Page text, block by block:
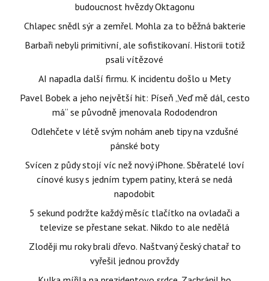
budoucnost hvězdy Oktagonu
Chlapec snědl sýr a zemřel. Mohla za to běžná bakterie
Barbaři nebyli primitivní, ale sofistikovaní. Historii totiž
psali vítězové
AI napadla další firmu. K incidentu došlo u Mety
Pavel Bobek a jeho největší hit: Píseň „Veď mě dál, cesto
má“ se původně jmenovala Rododendron
Odlehčete v létě svým nohám aneb tipy na vzdušné
pánské boty
Svícen z půdy stojí víc než nový iPhone. Sběratelé loví
cínové kusy s jedním typem patiny, která se nedá
napodobit
5 sekund podržte každý měsíc tlačítko na ovladači a
televize se přestane sekat. Nikdo to ale nedělá
Zloději mu roky brali dřevo. Naštvaný český chatař to
vyřešil jednou provždy